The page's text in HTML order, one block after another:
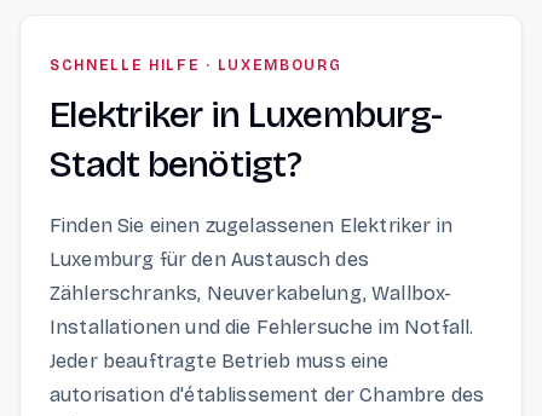
🇩🇪 DE
🇱🇺 Lëtzebuergesch NEW
SCHNELLE HILFE · LUXEMBOURG
Elektriker in Luxemburg-
Stadt benötigt?
Finden Sie einen zugelassenen Elektriker in
Luxemburg für den Austausch des
Zählerschranks, Neuverkabelung, Wallbox-
Installationen und die Fehlersuche im Notfall.
Jeder beauftragte Betrieb muss eine
autorisation d'établissement der Chambre des